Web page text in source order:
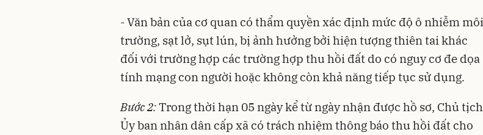
- Văn bản của cơ quan có thẩm quyền xác định mức độ ô nhiễm môi
trường, sạt lở, sụt lún, bị ảnh hưởng bởi hiện tượng thiên tai khác
đối với trường hợp các trường hợp thu hồi đất do có nguy cơ đe dọa
tính mạng con người hoặc không còn khả năng tiếp tục sử dụng.
Bước 2:Trong thời hạn 05 ngày kể từ ngày nhận được hồ sơ, Chủ tịch
Ủy ban nhân dân cấp xã có trách nhiệm thông báo thu hồi đất cho